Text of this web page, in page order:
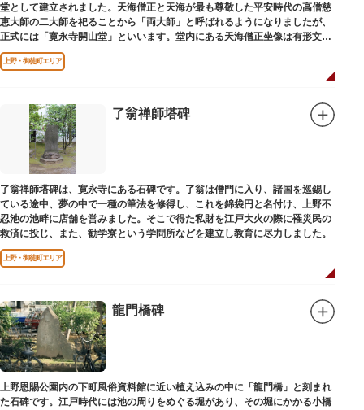
堂として建立されました。天海僧正と天海が最も尊敬した平安時代の高僧慈
恵大師の二大師を祀ることから「両大師」と呼ばれるようになりましたが、
正式には「寛永寺開山堂」といいます。堂内にある天海僧正坐像は有形文化
財に指定されています。
上野・御徒町エリア
了翁禅師塔碑
了翁禅師塔碑は、寛永寺にある石碑です。了翁は僧門に入り、諸国を巡錫し
ている途中、夢の中で一種の筆法を修得し、これを錦袋円と名付け、上野不
忍池の池畔に店舗を営みました。そこで得た私財を江戸大火の際に罹災民の
救済に投じ、また、勧学寮という学問所などを建立し教育に尽力しました。
上野・御徒町エリア
龍門橋碑
上野恩賜公園内の下町風俗資料館に近い植え込みの中に「龍門橋」と刻まれ
た石碑です。江戸時代には池の周りをめぐる堀があり、その堀にかかる小橋